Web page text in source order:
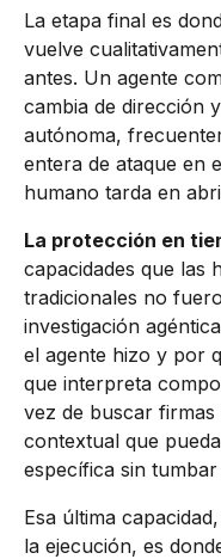
La etapa final es
vuelve
antes. Un agente
cambia de dirección
autónoma,
entera de ataque en
humano tarda en
La protección en
capacidades que las
tradicionales no
investigación
el agente hizo y por
que interpreta
vez de buscar
contextual que
específica sin
Esa última
la ejecución, es